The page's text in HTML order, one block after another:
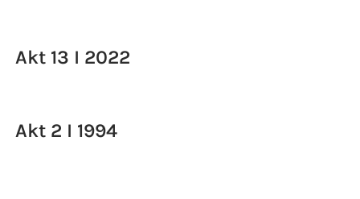
Akt 13 I 2022
Akt 2 I 1994